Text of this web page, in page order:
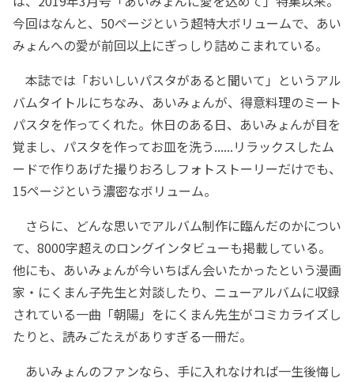
今回はなんと、50ページという超特大ボリュームで、あい
みょんへの愛が前回以上にぎっしり詰めこまれている。
本誌では「おいしいパスタがあると聞いて」というアル
バムタイトルにちなみ、あいみょんが、得意料理のミート
パスタを作ってくれた。休日のある日、あいみょんが目を
覚まし、パスタを作ってお皿を洗う......リラックスしたム
ードで作りあげた撮りおろしフォトストーリーだけでも、
15ページという濃密なボリューム。
さらに、どんな思いでアルバム制作に臨んだのかについ
て、8000字超えのロングインタビューも掲載している。
他にも、あいみょんが今いちばん会いたかったという漫画
家・にくまん子先生と対談したり、ニューアルバムに収録
されている一曲「朝陽」をにくまん先生がコミカライズし
たりと、読みごたえがありすぎる一冊だ。
あいみょんのファンなら、手に入れなければ一生後悔し